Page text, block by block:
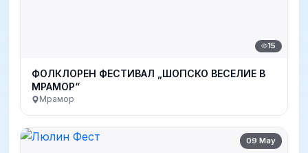
15
ФОЛКЛОРЕН ФЕСТИВАЛ „ШОПСКО ВЕСЕЛИЕ В
МРАМОР“
Мрамор
09 May